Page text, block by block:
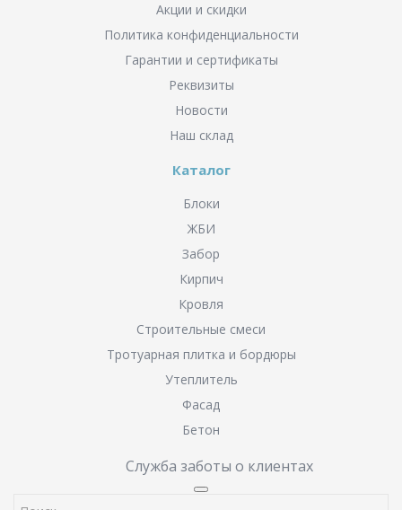
Акции и скидки
Политика конфиденциальности
Гарантии и сертификаты
Реквизиты
Новости
Наш склад
Каталог
Блоки
ЖБИ
Забор
Кирпич
Кровля
Строительные смеси
Тротуарная плитка и бордюры
Утеплитель
Фасад
Бетон
Служба заботы о клиентах